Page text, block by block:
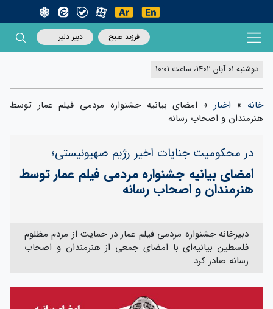
فرزند صبح دبیر دلیر
دوشنبه 01 آبان 1402، ساعت 10:01
خانه» اخبار » امضای بیانیه جشنواره مردمی فیلم عمار توسط
هنرمندان و اصحاب رسانه
در محکومیت جنایات اخیر رژیم صهیونیستی؛
امضای بیانیه جشنواره مردمی فیلم عمار توسط
هنرمندان و اصحاب رسانه
دبیرخانه جشنواره مردمی فیلم عمار در حمایت از مردم مظلوم
فلسطین بیانیه‌ای با امضای جمعی از هنرمندان و اصحاب
رسانه صادر کرد.